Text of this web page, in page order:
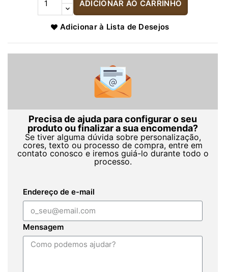
ADICIONAR AO CARRINHO
Adicionar à Lista de Desejos
Precisa de ajuda para configurar o seu
produto ou finalizar a sua encomenda?
Se tiver alguma dúvida sobre personalização,
cores, texto ou processo de compra, entre em
contato conosco e iremos guiá-lo durante todo o
processo.
Endereço de e-mail
Mensagem